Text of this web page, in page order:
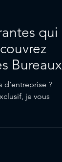
qui
Bureaux
d’entreprise ?
je vous